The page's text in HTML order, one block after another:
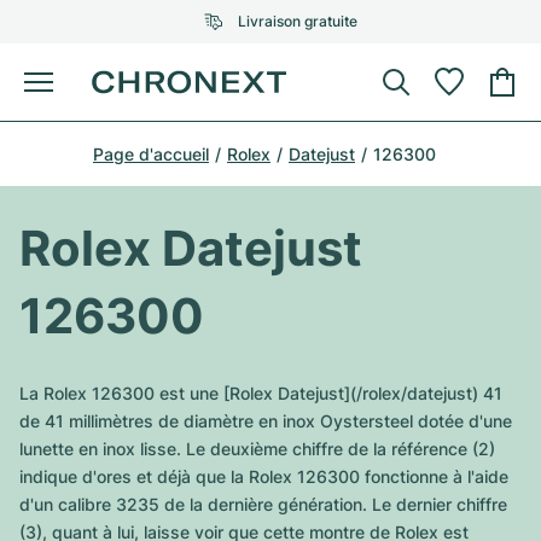
Livraison gratuite
Menu
Acheter une montre
UNE SÉLECTION D'EXCEPTION
Modèles les plus vendus
Air-King
Omega
Tous les modèles Omega
Modèles les plus vendus
Patek Philippe
Tous les modèles Patek Philippe
Modèles les plus vendus
Tous les modèles Audemars Piguet
Cartier
Breitling
Vendre une montre
UNE SÉLECTION D'EXCEPTION
Tiffany
Louis Vuitton
Van Cleef & Arpels
Bvlgari
Nouveautés
Sale
Page d'accueil Rolex Datejust 126300
Rolex Datejust
126300
La Rolex 126300 est une [Rolex Datejust](/rolex/datejust) 41
de 41 millimètres de diamètre en inox Oystersteel dotée d'une
lunette en inox lisse. Le deuxième chiffre de la référence (2)
indique d'ores et déjà que la Rolex 126300 fonctionne à l'aide
d'un calibre 3235 de la dernière génération. Le dernier chiffre
(3), quant à lui, laisse voir que cette montre de Rolex est